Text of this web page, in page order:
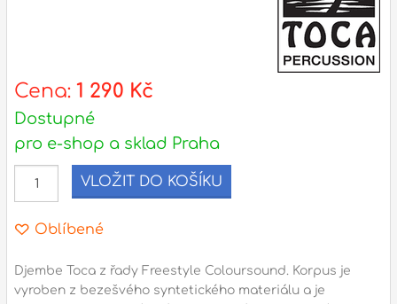
Adresa
Seifertova 69,
Praha 3 - 130 00 (
gsm.: +420 777 888 408
email:
prodejna@bici.cz
Otevírací doba
Cena: 1 290 Kč
Dostupné
pro e-shop a sklad Praha
VLOŽIT DO KOŠÍKU
Oblíbené
Djembe Toca z řady Freestyle Coloursound. Korpus je
vyroben z bezešvého syntetického materiálu a je